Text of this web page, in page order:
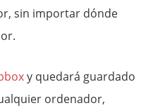
sin importar dónde
y quedará guardado
ordenador,